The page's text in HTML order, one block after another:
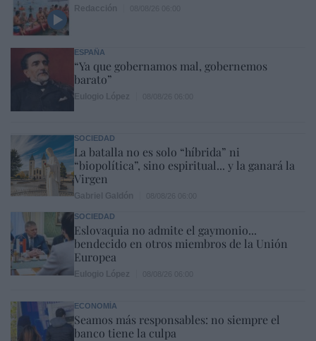
ESPAÑA
“Ya que gobernamos mal, gobernemos
barato”
SOCIEDAD
La batalla no es solo “híbrida” ni
“biopolítica”, sino espiritual... y la ganará la
Virgen
SOCIEDAD
Eslovaquia no admite el gaymonio...
bendecido en otros miembros de la Unión
Europea
ECONOMÍA
Seamos más responsables: no siempre el
banco tiene la culpa